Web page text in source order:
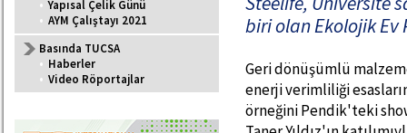
• Yapısal Çelik Günü
• AYM Çalıştayı 2021
Basında TUCSA
• Haberler
• Video Röportajlar
biri olan Ekolojik Ev
Geri dönüşümlü
enerji verimliliği
örneğini Pendik'teki